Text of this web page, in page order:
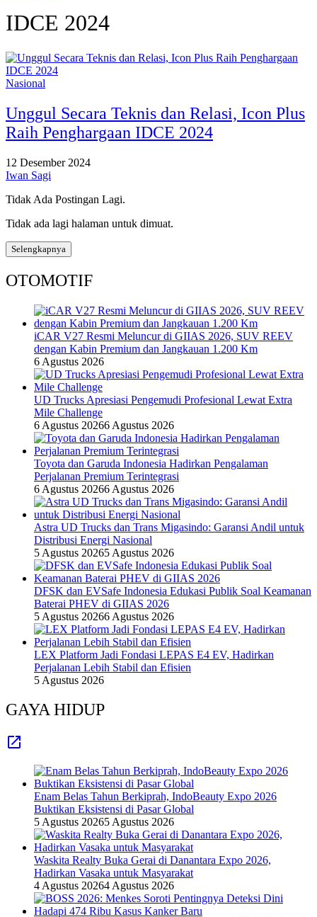
IDCE 2024
Nasional
Unggul Secara Teknis dan Relasi, Icon Plus
Raih Penghargaan IDCE 2024
12 Desember 2024
Iwan Sagi
Tidak Ada Postingan Lagi.
Tidak ada lagi halaman untuk dimuat.
Selengkapnya
OTOMOTIF
iCAR V27 Resmi Meluncur di GIIAS 2026, SUV REEV
dengan Kabin Premium dan Jangkauan 1.200 Km
6 Agustus 2026
UD Trucks Apresiasi Pengemudi Profesional Lewat Extra
Mile Challenge
6 Agustus 20266 Agustus 2026
Toyota dan Garuda Indonesia Hadirkan Pengalaman
Perjalanan Premium Terintegrasi
6 Agustus 20266 Agustus 2026
Astra UD Trucks dan Trans Migasindo: Garansi Andil untuk
Distribusi Energi Nasional
5 Agustus 20265 Agustus 2026
DFSK dan EVSafe Indonesia Edukasi Publik Soal Keamanan
Baterai PHEV di GIIAS 2026
5 Agustus 20266 Agustus 2026
LEX Platform Jadi Fondasi LEPAS E4 EV, Hadirkan
Perjalanan Lebih Stabil dan Efisien
5 Agustus 2026
GAYA HIDUP
Enam Belas Tahun Berkiprah, IndoBeauty Expo 2026
Buktikan Eksistensi di Pasar Global
5 Agustus 20265 Agustus 2026
Waskita Realty Buka Gerai di Danantara Expo 2026,
Hadirkan Vasaka untuk Masyarakat
4 Agustus 20264 Agustus 2026